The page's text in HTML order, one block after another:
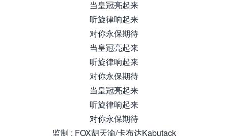
当皇冠亮起来
听旋律响起来
对你永保期待
当皇冠亮起来
听旋律响起来
对你永保期待
当皇冠亮起来
听旋律响起来
对你永保期待
监制 : FOX胡天渝/卡布达Kabutack